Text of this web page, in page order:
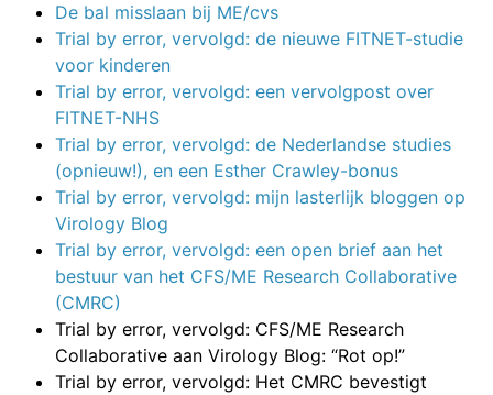
De bal misslaan bij ME/cvs
Trial by error, vervolgd: de nieuwe FITNET-studie
voor kinderen
Trial by error, vervolgd: een vervolgpost over
FITNET-NHS
Trial by error, vervolgd: de Nederlandse studies
(opnieuw!), en een Esther Crawley-bonus
Trial by error, vervolgd: mijn lasterlijk bloggen op
Virology Blog
Trial by error, vervolgd: een open brief aan het
bestuur van het CFS/ME Research Collaborative
(CMRC)
Trial by error, vervolgd: CFS/ME Research
Collaborative aan Virology Blog: “Rot op!”
Trial by error, vervolgd: Het CMRC bevestigt